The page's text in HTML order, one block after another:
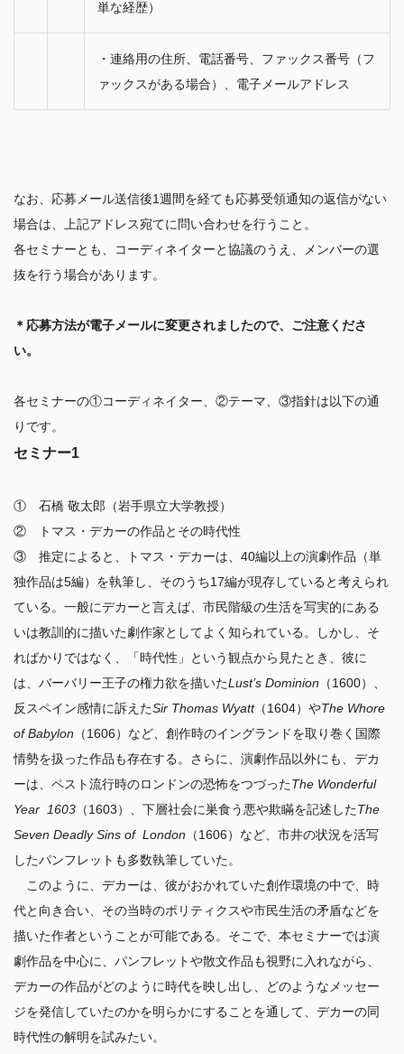
単な経歴）
・連絡用の住所、電話番号、ファックス番号（フ
ァックスがある場合）、電子メールアドレス
なお、応募メール送信後1週間を経ても応募受領通知の返信がない
場合は、上記アドレス宛てに問い合わせを行うこと。
各セミナーとも、コーディネイターと協議のうえ、メンバーの選
抜を行う場合があります。
＊応募方法が電子メールに変更されましたので、ご注意くださ
い。
各セミナーの①コーディネイター、②テーマ、③指針は以下の通
セミナー1
①　石橋 敬太郎（岩手県立大学教授）
②　トマス・デカーの作品とその時代性
③　推定によると、トマス・デカーは、40編以上の演劇作品（単
独作品は5編）を執筆し、そのうち17編が現存していると考えられ
ている。一般にデカーと言えば、市民階級の生活を写実的にある
いは教訓的に描いた劇作家としてよく知られている。しかし、そ
ればかりではなく、「時代性」という観点から見たとき、彼に
は、バーバリー王子の権力欲を描いたLust’s Dominion （1600）
反スペイン感情に訴えたSir Thomas Wyatt（1604）やThe Whore
of Babylon （1606）など、創作時のイングランドを取り巻く国際
情勢を扱った作品も存在する。さらに、演劇作品以外にも、デカ
ーは、ペスト流行時のロンドンの恐怖をつづったThe Wonderful
Year  1603 （1603）、下層社会に巣食う悪や欺瞞を記述したThe
Seven Deadly Sins of  London （1606）など、市井の状況を活写
したパンフレットも多数執筆していた。
このように、デカーは、彼がおかれていた創作環境の中で、時
代と向き合い、その当時のポリティクスや市民生活の矛盾などを
描いた作者ということが可能である。そこで、本セミナーでは演
劇作品を中心に、パンフレットや散文作品も視野に入れながら、
デカーの作品がどのように時代を映し出し、どのようなメッセー
ジを発信していたのかを明らかにすることを通して、デカーの同